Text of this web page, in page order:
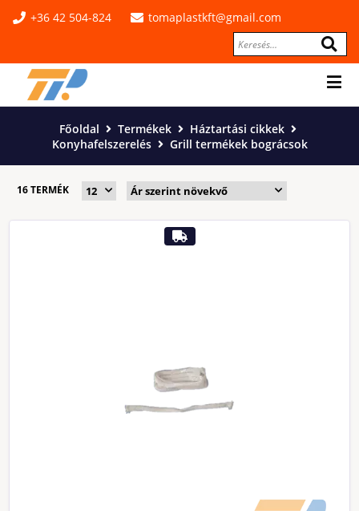
+36 42 504-824 tomaplastkft@gmail.com
Főoldal Termékek
Háztartási cikkek
Konyhafelszerelés
Grill termékek bográcsok
16 TERMÉK